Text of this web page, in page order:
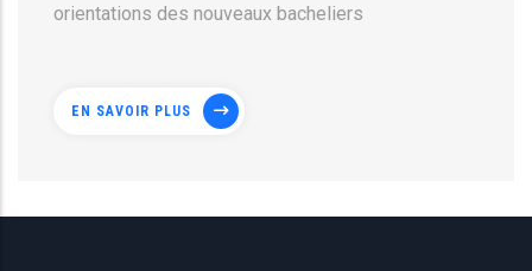
orientations des nouveaux bacheliers
EN SAVOIR PLUS